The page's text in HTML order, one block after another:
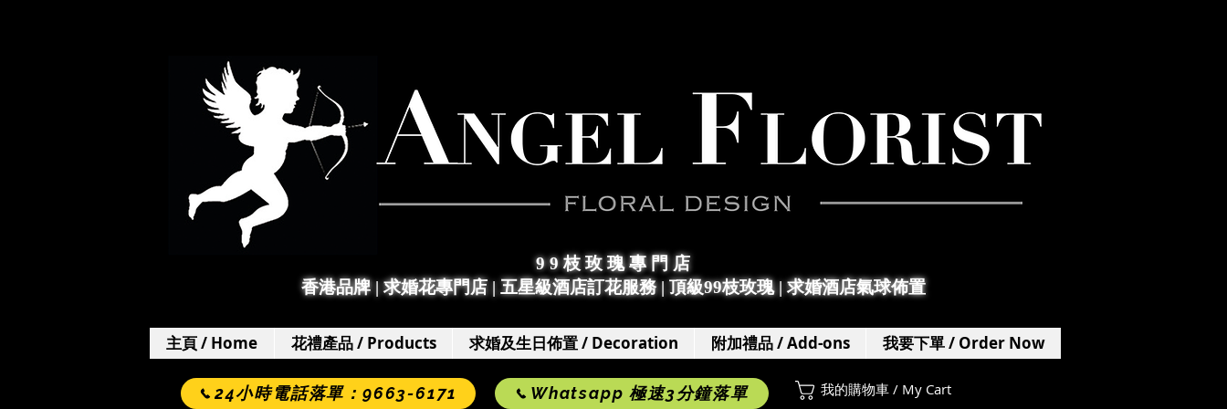
9 9 枝 玫 瑰 專 門 店
香港品牌 | 求婚花專門店| 五星級酒店訂花服務 | 頂級99枝玫瑰 |求婚酒店氣球佈置
主頁 / Home 花禮產品 / Products 求婚及生日佈置 / Decoration 附加禮品 / Add-ons 我要下單 / Order Now
24小時電話落單：9663-6171 Whatsapp 極速3分鐘落單 我的購物車 / My Cart